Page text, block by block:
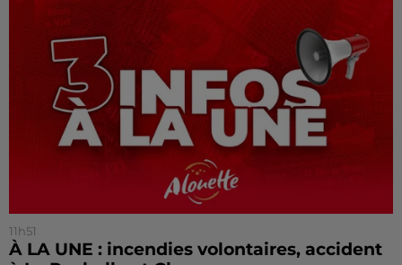
11h51
À LA UNE : incendies volontaires, accident